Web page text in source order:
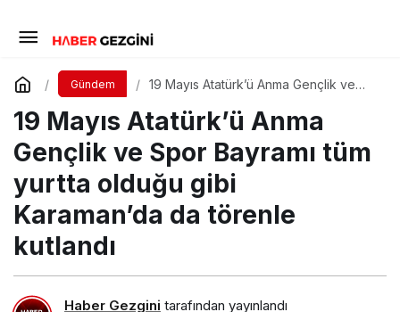
Gündem
19 Mayıs Atatürk’ü Anma Gençlik ve
Karaman’da da törenle kutlandı
19 Mayıs Atatürk’ü Anma
Gençlik ve Spor Bayramı tüm
yurtta olduğu gibi
Karaman’da da törenle
kutlandı
Haber Gezgini tarafından yayınlandı